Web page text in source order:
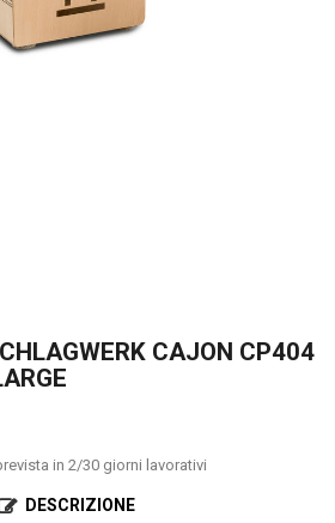
CAJON CP404
in 2/30 giorni lavorativi
DESCRIZIONE